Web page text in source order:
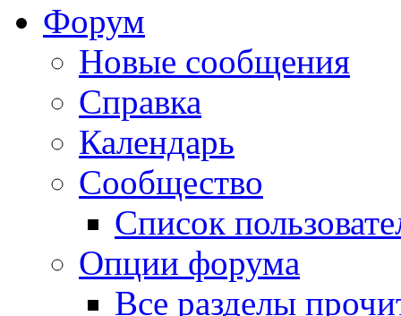
Форум
Новые сообщения
Справка
Календарь
Сообщество
Список
Опции форума
Все разделы